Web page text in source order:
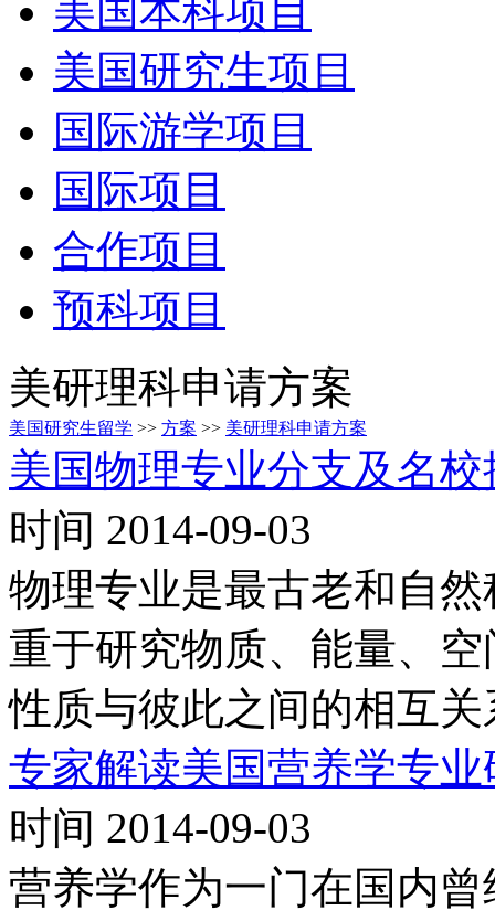
美国本科项目
美国研究生项目
国际游学项目
国际项目
合作项目
预科项目
美研理科申请方案
美国研究生留学 >> 方案 >> 美研理科申请方案
美国物理专业分支及名
时间 2014-09-03
物理专业是最古老和自
重于研究物质、能量、
性质与彼此之间的相互关
专家解读美国营养学专
时间 2014-09-03
营养学作为一门在国内